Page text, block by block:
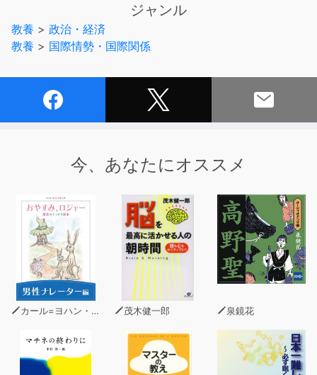
ジャンル
教養 > 政治・経済
教養 > 国際情勢・国際関係
今、あなたにオススメ
カール=ヨハン・エリーン 茂木健一郎 泉鏡花